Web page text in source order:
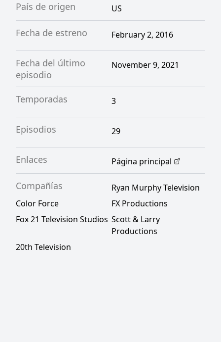
País de origen US
Fecha de estreno February 2, 2016
Fecha del último
episodio
November 9, 2021
Temporadas 3
Episodios 29
Enlaces Página principal
Compañías
Ryan Murphy Television
Color Force
FX Productions
Fox 21 Television Studios Scott & Larry
Productions
20th Television